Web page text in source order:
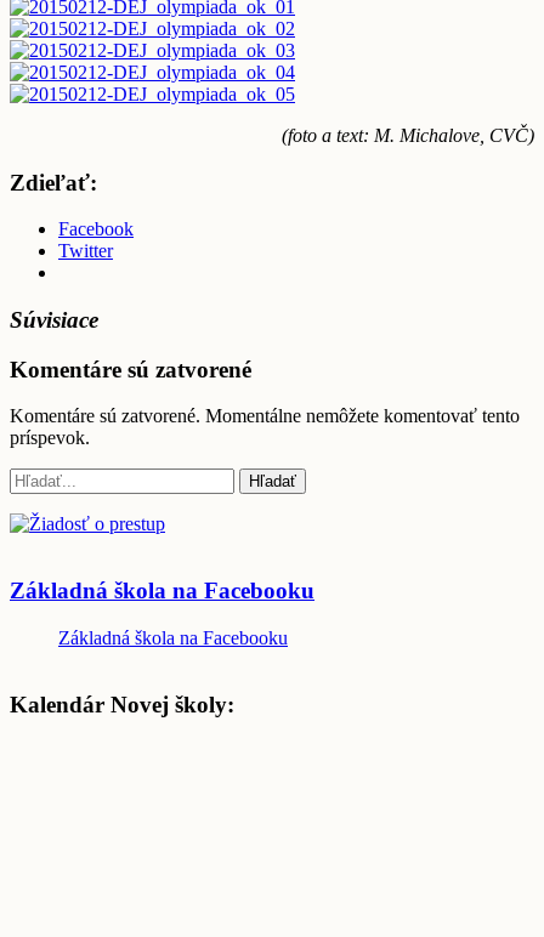
(foto a text: M. Michalove, CVČ)
Zdieľať:
Facebook
Twitter
Súvisiace
Komentáre sú zatvorené
Komentáre sú zatvorené. Momentálne nemôžete komentovať tento
príspevok.
Základná škola na Facebooku
Základná škola na Facebooku
Kalendár Novej školy: